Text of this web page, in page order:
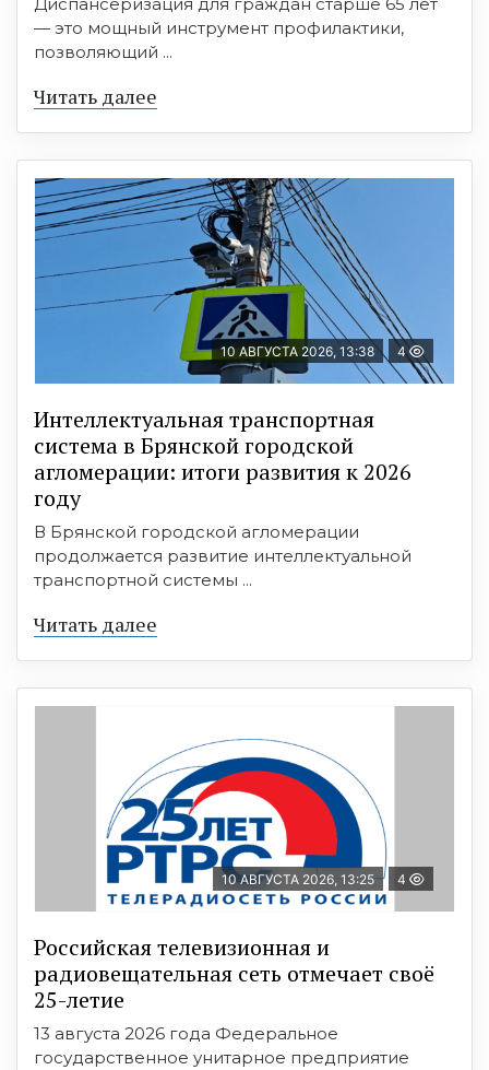
— это мощный инструмент профилактики,
позволяющий ...
Читать далее
10 АВГУСТА 2026, 13:38 4
Интеллектуальная транспортная
система в Брянской городской
агломерации: итоги развития к 2026
году
В Брянской городской агломерации
продолжается развитие интеллектуальной
транспортной системы ...
Читать далее
10 АВГУСТА 2026, 13:25 4
Российская телевизионная и
радиовещательная сеть отмечает своё
25-летие
13 августа 2026 года Федеральное
государственное унитарное предприятие